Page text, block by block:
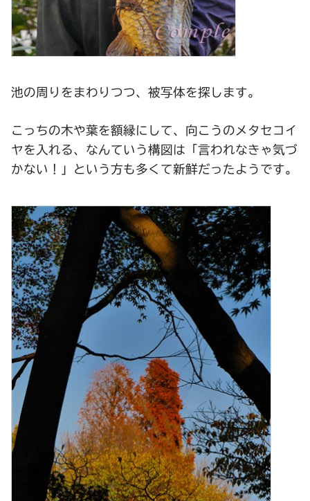
池の周りをまわりつつ、被写体を探します。
こっちの木や葉を額縁にして、向こうのメタセコイ
ヤを入れる、なんていう構図は「言われなきゃ気づ
かない！」という方も多くて新鮮だったようです。